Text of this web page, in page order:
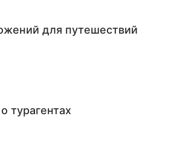
для путешествий
турагентах